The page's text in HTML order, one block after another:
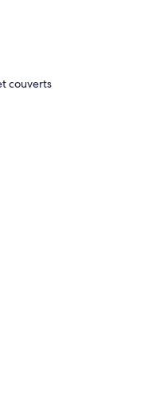
Any items that are
your stay may be
your help in keeping
couverts